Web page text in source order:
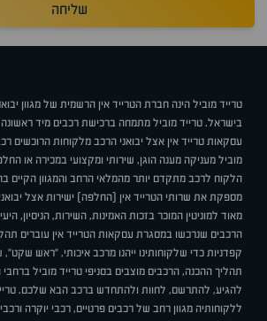
שליחה
טרייד מוביל הינה חברת הטרייד אין הרשמית של מגוון
בישראל. טרייד מוביל מתמחה ברכישת רכבים מיד
עסקאות טרייד אין אצל יבואני הרכב מלקוחות הרוכשים
מוביל מעניקה מענה הוגן, שירותי ומקצועי במכירה או
הלקוח לרכב מתקדם יותר מהמלאי הרחב והמגוון הקיים
מספקת את שרותי הטרייד אין (החלפה) ישירות אצל
מאוד למוניטין המוכר בזכות האמינות, השירות, הניסיון,
הרכבים שנרכשו במסגרת עסקאות הטרייד אין עוברים
קפדניות כדי שלקוחותינו ייהנו מרכב איכותי, "ראש שקט",
תהליך ההכנה, הרכבים מוצבים בסניפי טרייד מוביל
להגיע, להתרשם, לחוות ולהתחדש ברכב הבא שלכם.
ללקוחותיה מגוון רחב של רכבים פרטיים, רכבי יוקרה